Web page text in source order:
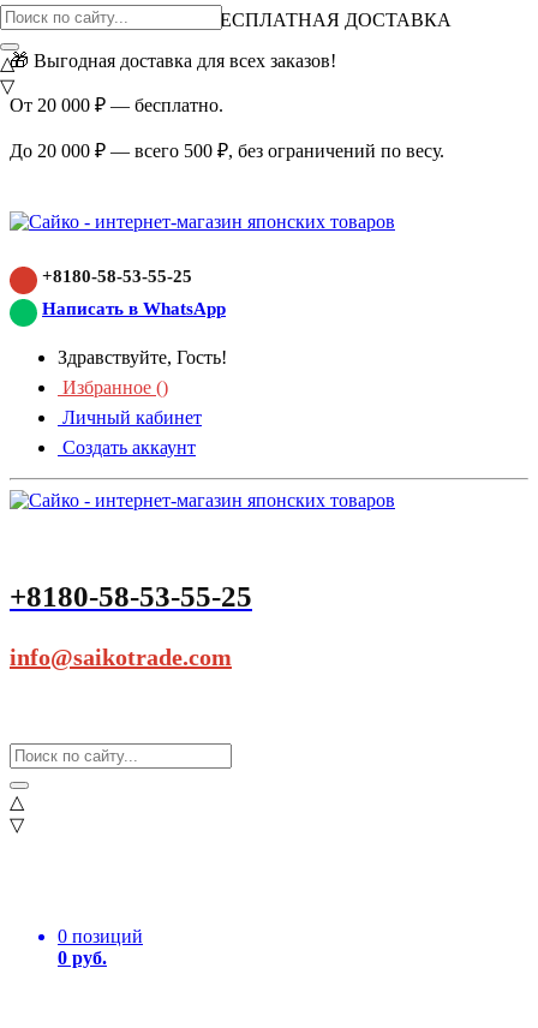
ВНИМАНИЕ АКЦИЯ!
БЕСПЛАТНАЯ ДОСТАВКА
🎁 Выгодная доставка для всех заказов!
От 20 000 ₽ — бесплатно.
До 20 000 ₽ — всего 500 ₽, без ограничений по весу.
+8180-58-53-55-25
Написать в WhatsApp
Здравствуйте, Гость!
Избранное ()
Личный кабинет
Создать аккаунт
+8180-58-53-55-25
info@saikotrade.com
△
▽
0 позиций
0 руб.
△
▽